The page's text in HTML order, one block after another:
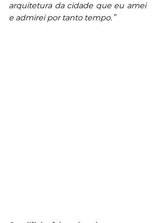
arquitetura da cidade que eu amei
e admirei por tanto tempo. ”